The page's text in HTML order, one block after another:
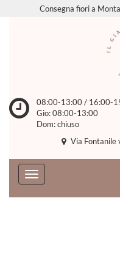
Consegna fiori a
08:00-13:00 / 16:00-
Gio: 08:00-13:00
Dom: chiuso
Via Fontanile